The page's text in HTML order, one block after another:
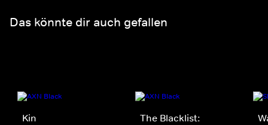
Das könnte dir auch gefallen
Kin
The Blacklist: